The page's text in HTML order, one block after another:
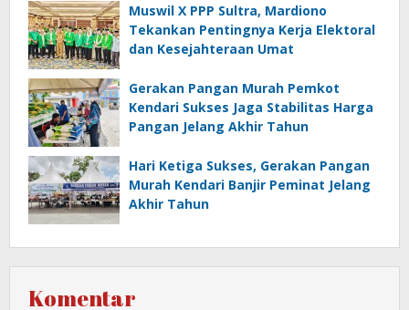
Muswil X PPP Sultra, Mardiono
Tekankan Pentingnya Kerja Elektoral
dan Kesejahteraan Umat
Gerakan Pangan Murah Pemkot
Kendari Sukses Jaga Stabilitas Harga
Pangan Jelang Akhir Tahun
Hari Ketiga Sukses, Gerakan Pangan
Murah Kendari Banjir Peminat Jelang
Akhir Tahun
Komentar